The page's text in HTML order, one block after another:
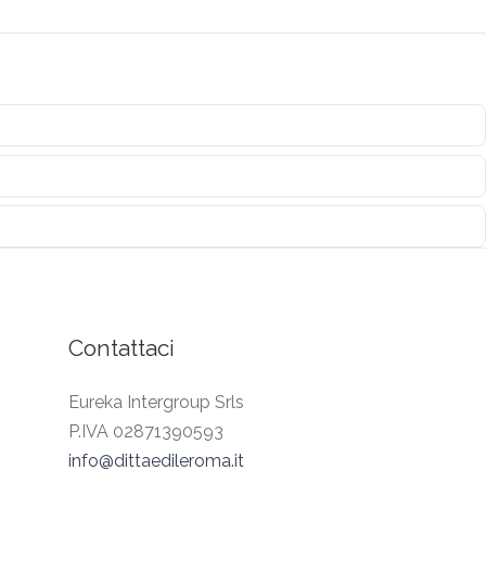
Contattaci
Eureka Intergroup Srls
P.IVA 02871390593
info@dittaedileroma.it